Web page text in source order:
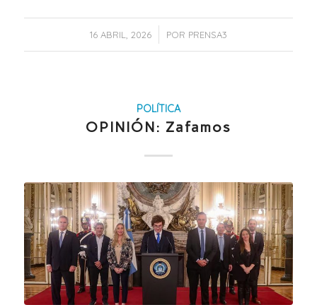
16 ABRIL, 2026
/ POR PRENSA3
POLÍTICA
OPINIÓN: Zafamos